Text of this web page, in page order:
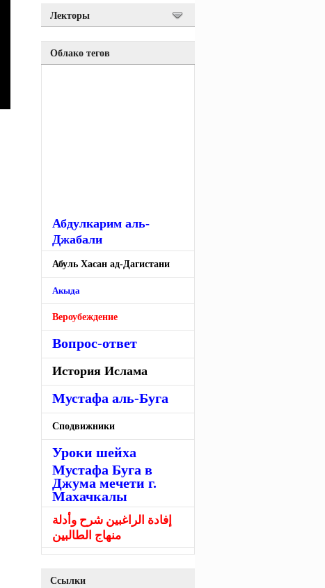
Лекторы
Облако тегов
Абдулкарим аль-
Джабали
Абуль Хасан ад-Дагистани
Акыда
Вероубеждение
Вопрос-ответ
История Ислама
Мустафа аль-Буга
Сподвижники
Уроки шейха
Мустафа Буга в
Джума мечети г.
Махачкалы
إفادة الراغبين شرح وأدلة
منهاج الطالبين
Ссылки